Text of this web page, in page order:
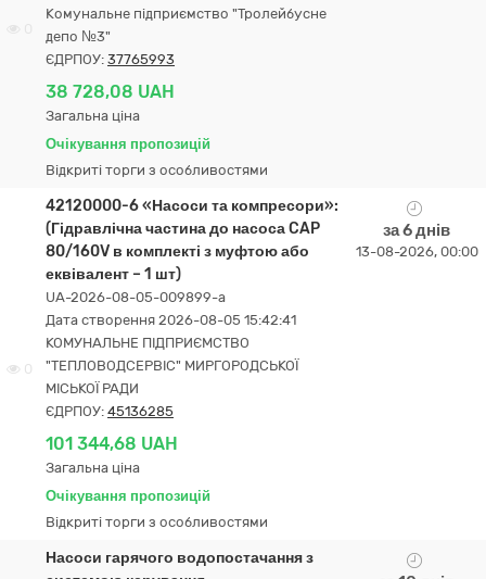
Комунальне підприємство "Тролейбусне
депо №3"
ЄДРПОУ: 37765993
38 728,08 UAH
Загальна ціна
Очікування пропозицій
Відкриті торги з особливостями
0
42120000-6 «Насоси та компресори»:
(Гідравлічна частина до насоса CAP
80/160V в комплекті з муфтою або
еквівалент – 1 шт)
UA-2026-08-05-009899-a
Дата створення 2026-08-05 15:42:41
КОМУНАЛЬНЕ ПІДПРИЄМСТВО
"ТЕПЛОВОДСЕРВІС" МИРГОРОДСЬКОЇ
МІСЬКОЇ РАДИ
ЄДРПОУ: 45136285
101 344,68 UAH
Загальна ціна
Очікування пропозицій
Відкриті торги з особливостями
за 6 днів
13-08-2026, 00:00
Насоси гарячого водопостачання з